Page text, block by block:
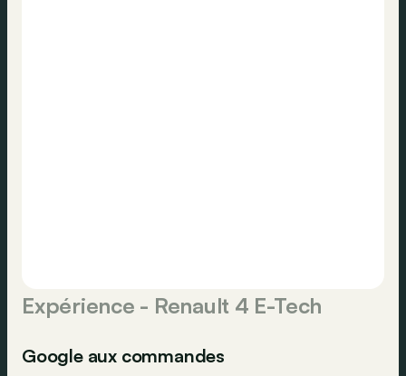
Expérience - Renault 4 E-Tech
Google aux commandes